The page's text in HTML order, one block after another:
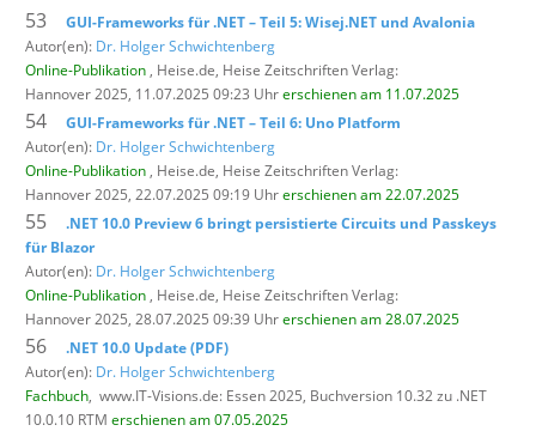
53
GUI-Frameworks für .NET – Teil 5: Wisej.NET und Avalonia
Autor(en): Dr. Holger Schwichtenberg
Online-Publikation , Heise.de, Heise Zeitschriften Verlag:
Hannover 2025, 11.07.2025 09:23 Uhrerschienen am 11.07.2025
54
GUI-Frameworks für .NET – Teil 6: Uno Platform
Autor(en): Dr. Holger Schwichtenberg
Online-Publikation , Heise.de, Heise Zeitschriften Verlag:
Hannover 2025, 22.07.2025 09:19 Uhrerschienen am 22.07.2025
55
.NET 10.0 Preview 6 bringt persistierte Circuits und Passkeys
für Blazor
Autor(en): Dr. Holger Schwichtenberg
Online-Publikation , Heise.de, Heise Zeitschriften Verlag:
Hannover 2025, 28.07.2025 09:39 Uhrerschienen am 28.07.2025
56
.NET 10.0 Update (PDF)
Autor(en): Dr. Holger Schwichtenberg
Fachbuch, www.IT-Visions.de: Essen 2025, Buchversion 10.32 zu .NET
10.0.10 RTM erschienen am 07.05.2025